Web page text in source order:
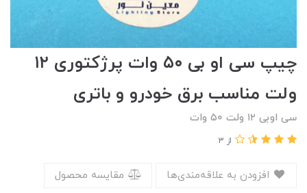
چیپ سی او بی ۵۰ وات پرژکتوری ۱۲
ولت مناسب برق خودرو و باتری
سی اوبی ۱۲ ولت ۵۰ وات
از 3
مقایسه محصول